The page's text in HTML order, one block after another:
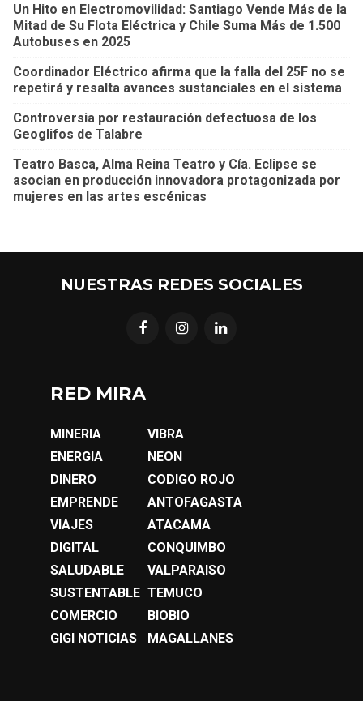
Un Hito en Electromovilidad: Santiago Vende Más de la
Mitad de Su Flota Eléctrica y Chile Suma Más de 1.500
Autobuses en 2025
Coordinador Eléctrico afirma que la falla del 25F no se
repetirá y resalta avances sustanciales en el sistema
Controversia por restauración defectuosa de los
Geoglifos de Talabre
Teatro Basca, Alma Reina Teatro y Cía. Eclipse se
asocian en producción innovadora protagonizada por
mujeres en las artes escénicas
NUESTRAS REDES SOCIALES
RED MIRA
MINERIA
ENERGIA
DINERO
EMPRENDE
VIAJES
DIGITAL
SALUDABLE
SUSTENTABLE
COMERCIO
GIGI NOTICIAS
VIBRA
NEON
CODIGO ROJO
ANTOFAGASTA
ATACAMA
CONQUIMBO
VALPARAISO
TEMUCO
BIOBIO
MAGALLANES